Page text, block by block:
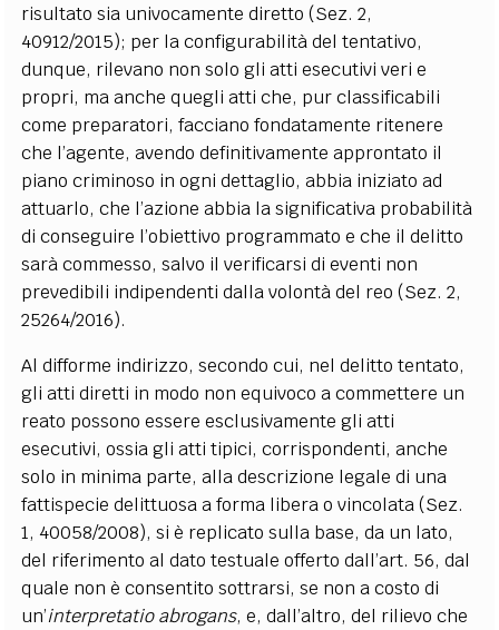
risultato sia univocamente diretto (Sez. 2,
40912/2015); per la configurabilità del tentativo,
dunque, rilevano non solo gli atti esecutivi veri e
propri, ma anche quegli atti che, pur classificabili
come preparatori, facciano fondatamente ritenere
che l’agente, avendo definitivamente approntato il
piano criminoso in ogni dettaglio, abbia iniziato ad
attuarlo, che l’azione abbia la significativa probabilità
di conseguire l’obiettivo programmato e che il delitto
sarà commesso, salvo il verificarsi di eventi non
prevedibili indipendenti dalla volontà del reo (Sez. 2,
25264/2016).
Al difforme indirizzo, secondo cui, nel delitto tentato,
gli atti diretti in modo non equivoco a commettere un
reato possono essere esclusivamente gli atti
esecutivi, ossia gli atti tipici, corrispondenti, anche
solo in minima parte, alla descrizione legale di una
fattispecie delittuosa a forma libera o vincolata (Sez.
1, 40058/2008), si è replicato sulla base, da un lato,
del riferimento al dato testuale offerto dall’art. 56, dal
quale non è consentito sottrarsi, se non a costo di
un’interpretatio abrogans, e, dall’altro, del rilievo che